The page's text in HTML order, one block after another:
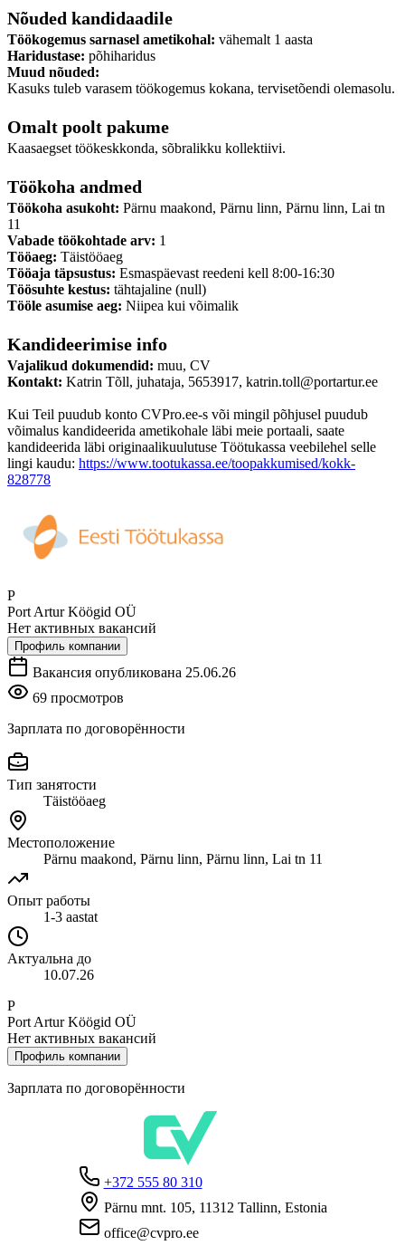
Nõuded kandidaadile
Töökogemus sarnasel ametikohal: vähemalt 1 aasta
Haridustase: põhiharidus
Muud nõuded:
Kasuks tuleb varasem töökogemus kokana, tervisetõendi olemasolu.
Omalt poolt pakume
Kaasaegset töökeskkonda, sõbralikku kollektiivi.
Töökoha andmed
Töökoha asukoht: Pärnu maakond, Pärnu linn, Pärnu linn, Lai tn
11
Vabade töökohtade arv: 1
Tööaeg: Täistööaeg
Tööaja täpsustus: Esmaspäevast reedeni kell 8:00-16:30
Töösuhte kestus: tähtajaline (null)
Tööle asumise aeg: Niipea kui võimalik
Kandideerimise info
Vajalikud dokumendid: muu, CV
Kontakt: Katrin Tõll, juhataja, 5653917, katrin.toll@portartur.ee
Kui Teil puudub konto CVPro.ee-s või mingil põhjusel puudub
võimalus kandideerida ametikohale läbi meie portaali, saate
kandideerida läbi originaalikuulutuse Töötukassa veebilehel selle
lingi kaudu: https://www.tootukassa.ee/toopakkumised/kokk-
828778
P
Port Artur Köögid OÜ
Нет активных вакансий
Профиль компании
Вакансия опубликована 25.06.26
69 просмотров
Зарплата по договорённости
Тип занятости
Täistööaeg
Местоположение
Pärnu maakond, Pärnu linn, Pärnu linn, Lai tn 11
Опыт работы
1-3 aastat
Актуальна до
10.07.26
P
Port Artur Köögid OÜ
Нет активных вакансий
Профиль компании
Зарплата по договорённости
+372 555 80 310
Pärnu mnt. 105, 11312 Tallinn, Estonia
office@cvpro.ee